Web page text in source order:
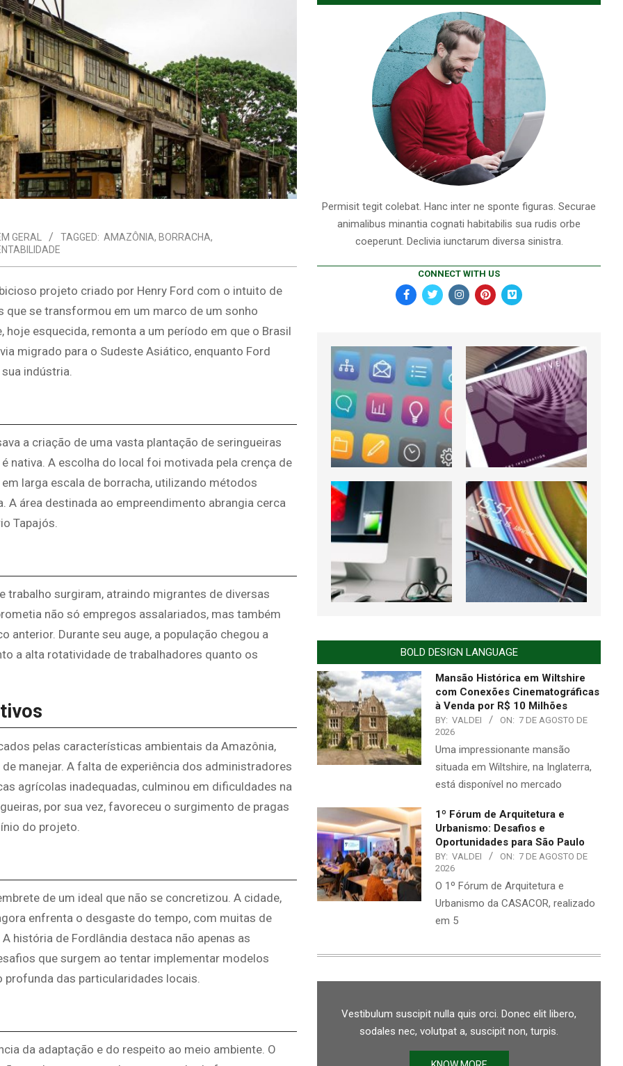
GERAL TAGGED: AMAZÔNIA, BORRACHA,
projeto criado por Henry Ford com o intuito de
que se transformou em um marco de um sonho
esquecida, remonta a um período em que o Brasil
migrado para o Sudeste Asiático, enquanto Ford
indústria.
a criação de uma vasta plantação de seringueiras
nativa. A escolha do local foi motivada pela crença de
larga escala de borracha, utilizando métodos
área destinada ao empreendimento abrangia cerca
Tapajós.
trabalho surgiram, atraindo migrantes de diversas
não só empregos assalariados, mas também
Durante seu auge, a população chegou a
a alta rotatividade de trabalhadores quanto os
pelas características ambientais da Amazônia,
manejar. A falta de experiência dos administradores
agrícolas inadequadas, culminou em dificuldades na
por sua vez, favoreceu o surgimento de pragas
do projeto.
de um ideal que não se concretizou. A cidade,
enfrenta o desgaste do tempo, com muitas de
história de Fordlândia destaca não apenas as
que surgem ao tentar implementar modelos
das particularidades locais.
da adaptação e do respeito ao meio ambiente. O
Permisit tegit colebat. Hanc inter ne sponte figuras. Securae
animalibus minantia cognati habitabilis sua rudis orbe
coeperunt. Declivia iunctarum diversa sinistra.
CONNECT WITH US
BOLD DESIGN LANGUAGE
Mansão Histórica em Wiltshire
com Conexões Cinematográficas
à Venda por R$ 10 Milhões
BY: VALDEI ON: 7 DE AGOSTO DE
2026
Uma impressionante mansão
situada em Wiltshire, na Inglaterra,
está disponível no mercado
1º Fórum de Arquitetura e
Urbanismo: Desafios e
Oportunidades para São Paulo
BY: VALDEI ON: 7 DE AGOSTO DE
2026
O 1º Fórum de Arquitetura e
Urbanismo da CASACOR, realizado
em 5
Vestibulum suscipit nulla quis orci. Donec elit libero,
sodales nec, volutpat a, suscipit non, turpis.